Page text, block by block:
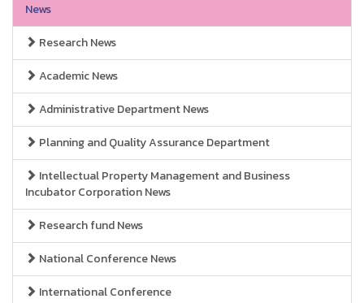
News
Research News
Academic News
Administrative Department News
Planning and Quality Assurance Department
Intellectual Property Management and Business
Incubator Corporation News
Research fund News
National Conference News
International Conference